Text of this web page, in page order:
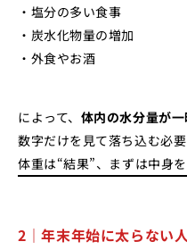
・塩分の多い食事
・炭水化物量の増加
・外食やお酒
によって、 体内の水分量が
数字だけを見て落ち込む必要
体重は“結果”、まずは中身
2｜年末年始に太らない